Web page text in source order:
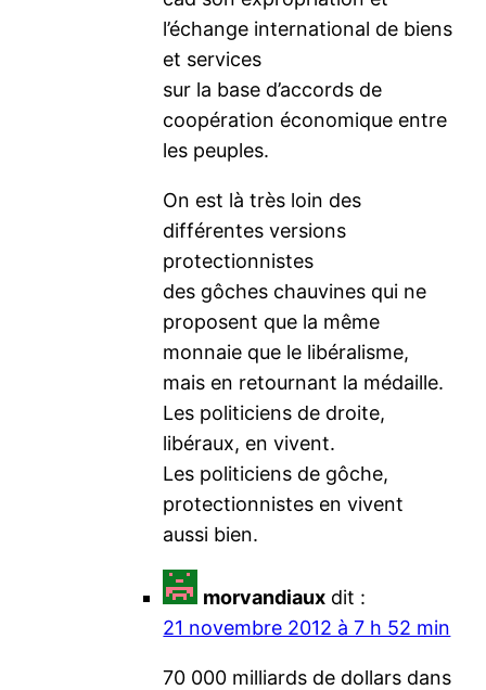
l’échange international de biens
et services
sur la base d’accords de
coopération économique entre
les peuples.
On est là très loin des
différentes versions
protectionnistes
des gôches chauvines qui ne
proposent que la même
monnaie que le libéralisme,
mais en retournant la médaille.
Les politiciens de droite,
libéraux, en vivent.
Les politiciens de gôche,
protectionnistes en vivent
aussi bien.
morvandiaux dit :
21 novembre 2012 à 7 h 52 min
70 000 milliards de dollars dans